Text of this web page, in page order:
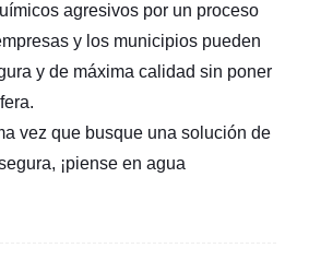
agresivos por un proceso
y los municipios pueden
y de máxima calidad sin poner
vez que busque una solución de
¡piense en agua